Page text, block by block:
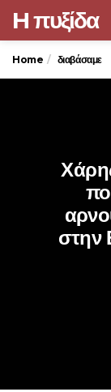
H πυξίδα
Home διαβάσαμε
στην